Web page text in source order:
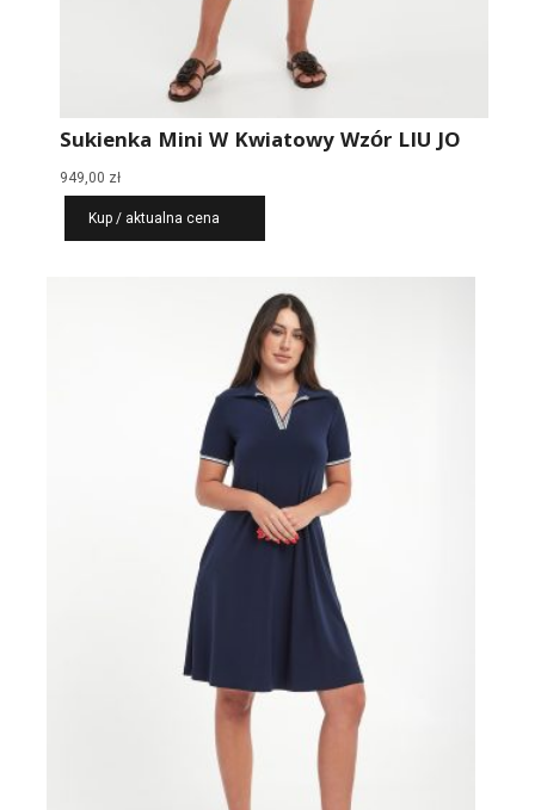
Sukienka Mini W Kwiatowy Wzór LIU JO
949,00 zł
Kup / aktualna cena